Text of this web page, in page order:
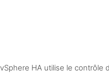
vSphere HA utilise le contrôle